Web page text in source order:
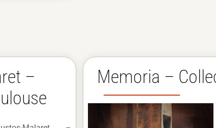
–
Memoria –